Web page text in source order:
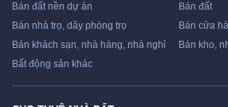
Bán đất nền dự án
Bán đất
Bán nhà trọ, dãy phòng trọ
Bán cửa
Bán khách sạn, nhà hàng, nhà nghỉ
Bán kho,
Bất động sản khác